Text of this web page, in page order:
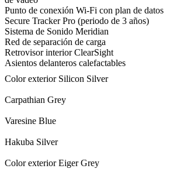
Punto de conexión Wi-Fi con plan de datos
Secure Tracker Pro (periodo de 3 años)
Sistema de Sonido Meridian
Red de separación de carga
Retrovisor interior ClearSight
Asientos delanteros calefactables
Color exterior Silicon Silver
Carpathian Grey
Varesine Blue
Hakuba Silver
Color exterior Eiger Grey